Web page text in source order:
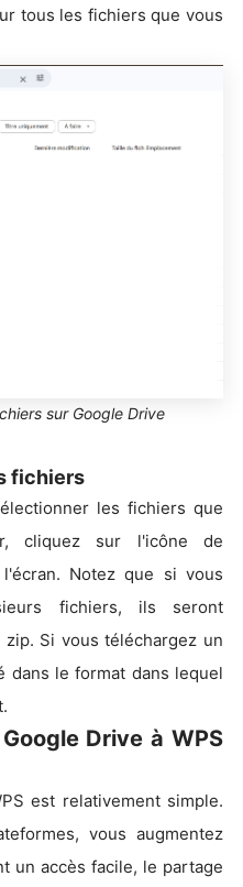
tous les fichiers que vous
sur Google Drive
fichiers
les fichiers que
cliquez sur l'icône de
Notez que si vous
fichiers, ils seront
Si vous téléchargez un
dans le format dans lequel
Drive à WPS
est relativement simple.
vous augmentez
un accès facile, le partage